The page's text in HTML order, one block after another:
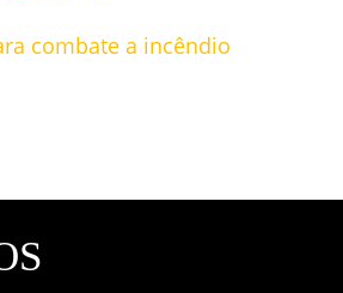
combate a incêndio